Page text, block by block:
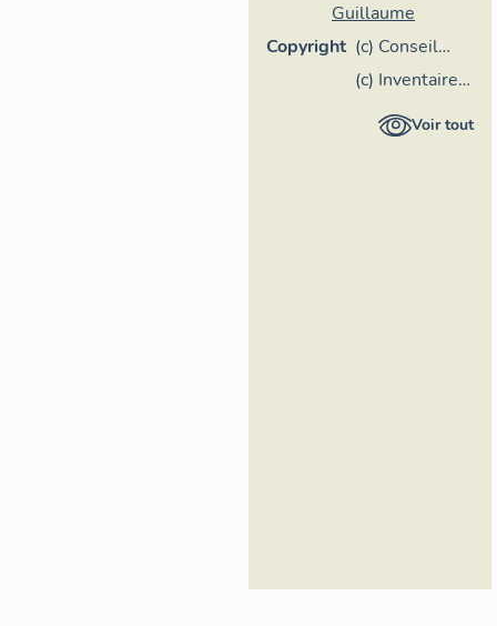
Guillaume
Copyright (c) Conseil
départemental
du Lot
(c) Inventaire
généralVoir tout